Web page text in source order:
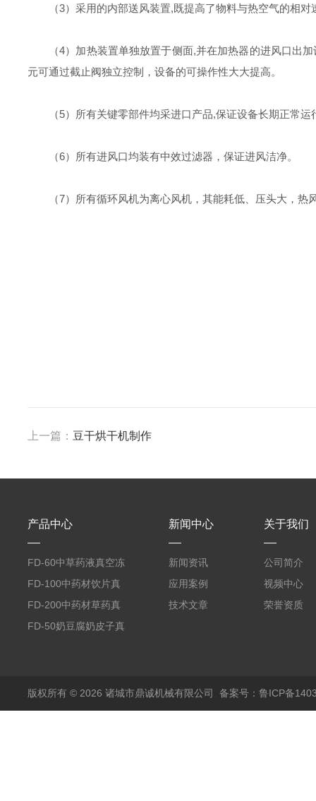
（3） 采用的内部送风装置,既提高了物料与热空气的相
（4） 加热装置单独放置于侧面,并在加热器的进风口出
元可通过截止阀独立控制，设备的可操作性大大提高。
（5） 所有关键零部件均采进口产品,保证设备长期正常运
（6） 所有进风口均装有中效过滤器，保证进风洁净。
（7） 所有循环风机为离心风机，其能耗低、压头大，热
上一篇： 豆干烘干机制作
产品中心
FD-60中草药液真空冻
干机
FD-100中药材饮片真
空冻干机
FD-200中药材草药真
空冻干机
FD-50奶豆腐奶皮子真
新闻中心
新闻资讯
应用案例
技术文章
关于我们
公司简介
视频中心
荣誉资质
版权所有 © 2026 诸城市鼎诚机械有限公司 备案号：鲁ICP备